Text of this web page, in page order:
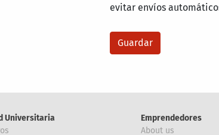
evitar envíos
Universitaria
Emprendedores
About us